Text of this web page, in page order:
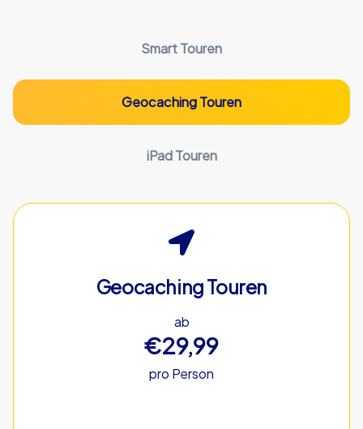
Smart Touren
Geocaching Touren
iPad Touren
Geocaching Touren
ab
€29,99
pro Person